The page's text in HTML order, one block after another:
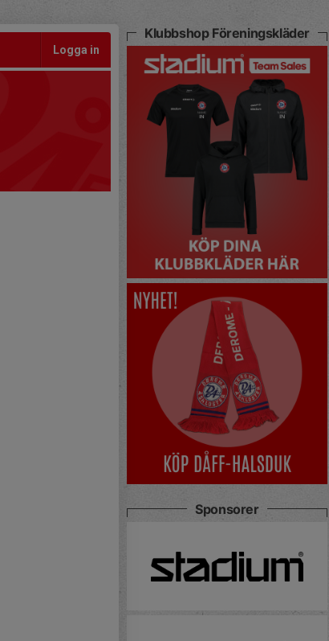
Logga in
Klubbshop Föreningskläder
Sponsorer